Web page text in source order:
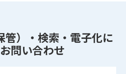
管）・検索・電子化に
問い合わせ